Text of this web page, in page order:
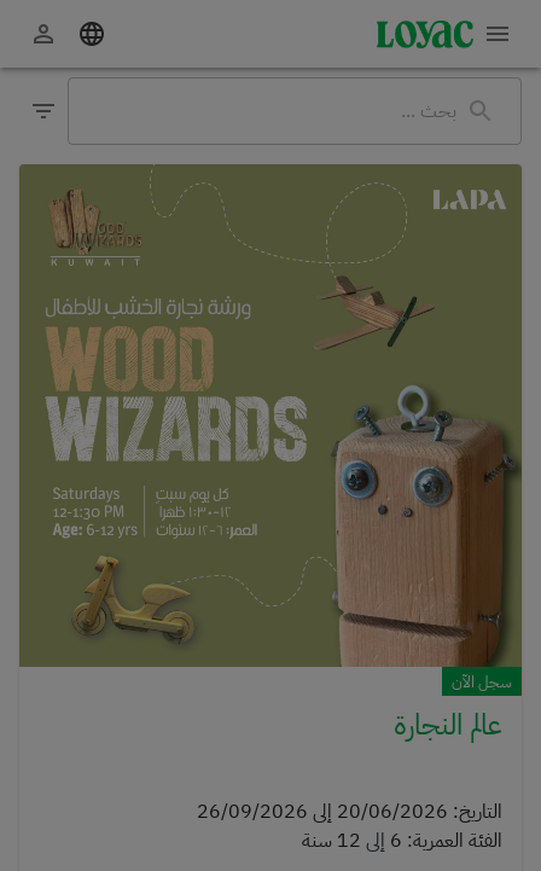
سجل الآن
عالم النجارة
التاريخ:
20/06/2026 إلى 26/09/2026
الفئة العمرية:
6 إلى 12 سنة